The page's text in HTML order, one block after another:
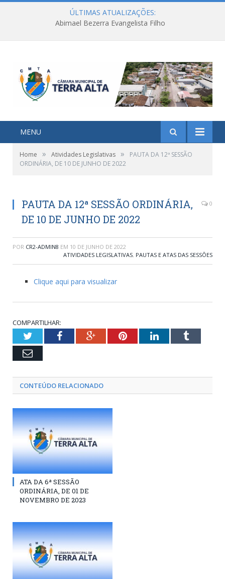
ÚLTIMAS ATUALIZAÇÕES:
Abimael Bezerra Evangelista Filho
MENU
Home » Atividades Legislativas »
PAUTA DA 12ª SESSÃO
ORDINÁRIA, DE 10 DE JUNHO DE 2022
PAUTA DA 12ª SESSÃO ORDINÁRIA,
DE 10 DE JUNHO DE 2022
0
POR CR2-ADMIN8 EM 10 DE JUNHO DE 2022
ATIVIDADES LEGISLATIVAS, PAUTAS E ATAS DAS SESSÕES
Clique aqui para visualizar
COMPARTILHAR:
TwitterFacebookGoogle+PinterestLinkedInTumblr
Email
CONTEÚDO RELACIONADO
ATA DA 6ª SESSÃO
ORDINÁRIA, DE 01 DE
NOVEMBRO DE 2023